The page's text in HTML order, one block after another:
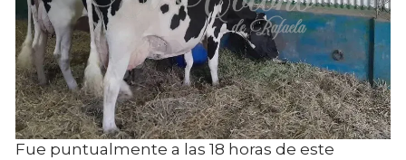
Fue puntualmente a las 18 horas de este